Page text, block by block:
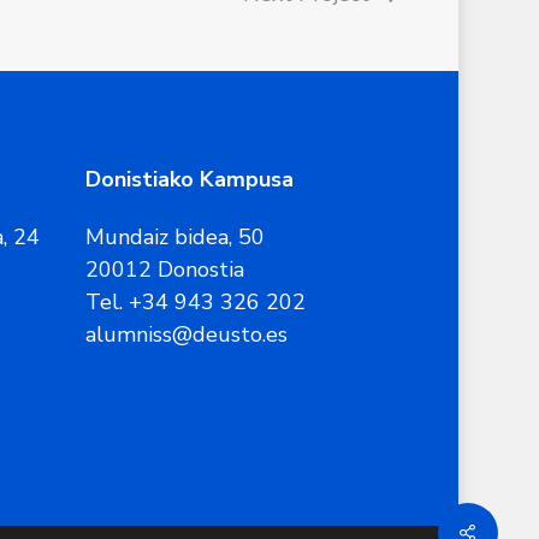
24
Donistiako Kampusa
Mundaiz bidea, 50
20012 Donostia
Tel. +34 943 326 202
alumniss@deusto.es